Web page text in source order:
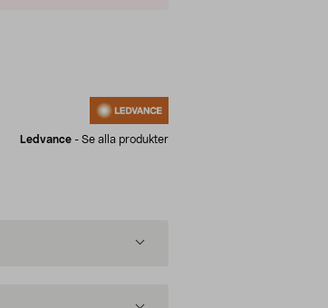
Ledvance - Se alla produkter